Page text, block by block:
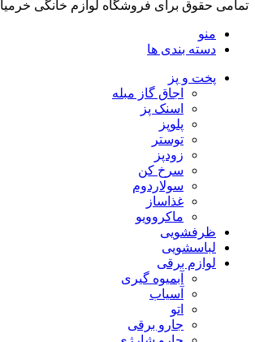
تمامی حقوق برای فروشگاه لوازم خانگی
منو
دسته بندی ها
پخت و پز
اجاق گاز مبله
اسنک پز
پلوپز
توستر
زودپز
سرخ کن
سولاردوم
غذاساز
ماکروویو
ظرفشویی
لباسشویی
لوازم برقی
آبمیوه گیری
آسیاب
اتو
جارو برقی